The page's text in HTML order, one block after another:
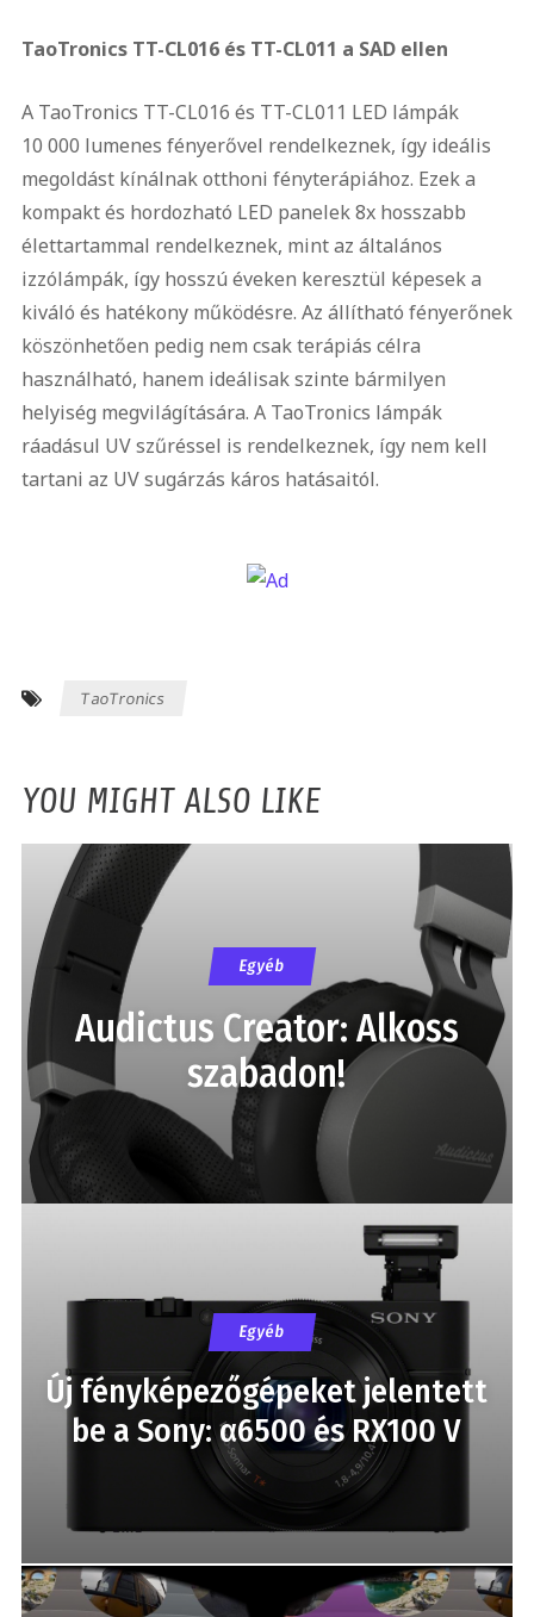
TaoTronics TT-CL016 és TT-CL011 a SAD ellen
A TaoTronics TT-CL016 és TT-CL011 LED lámpák
10 000 lumenes fényerővel rendelkeznek, így ideális
megoldást kínálnak otthoni fényterápiához. Ezek a
kompakt és hordozható LED panelek 8x hosszabb
élettartammal rendelkeznek, mint az általános
izzólámpák, így hosszú éveken keresztül képesek a
kiváló és hatékony működésre. Az állítható fényerőnek
köszönhetően pedig nem csak terápiás célra
használható, hanem ideálisak szinte bármilyen
helyiség megvilágítására. A TaoTronics lámpák
ráadásul UV szűréssel is rendelkeznek, így nem kell
tartani az UV sugárzás káros hatásaitól.
TaoTronics
YOU MIGHT ALSO LIKE
Egyéb
Audictus Creator: Alkoss
szabadon!
Egyéb
Új fényképezőgépeket jelentett
be a Sony: α6500 és RX100 V